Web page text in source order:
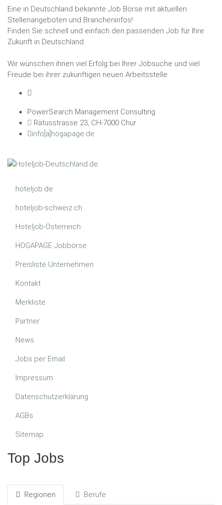
Eine in Deutschland bekannte Job Börse mit aktuellen
Stellenangeboten und Brancheninfos!
Finden Sie schnell und einfach den passenden Job für Ihre
Zukunft in Deutschland.
Wir wünschen ihnen viel Erfolg bei Ihrer Jobsuche und viel
Freude bei ihrer zukünftigen neuen Arbeitsstelle.
PowerSearch Management Consulting
Rätusstrasse 23, CH-7000 Chur
info[a]hogapage.de
hoteljob.de
hoteljob-schweiz.ch
Hoteljob-Österreich
HOGAPAGE Jobbörse
Preisliste Unternehmen
Kontakt
Merkliste
Partner
News
Jobs per Email
Impressum
Datenschutzerklärung
AGBs
Sitemap
Top Jobs
Regionen Berufe